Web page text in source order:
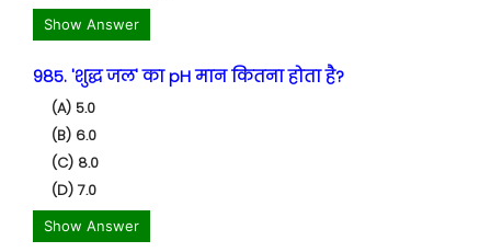
Show Answer
985. 'शुद्ध जल' का pH मान कितना होता है?
(A) 5.0
(B) 6.0
(C) 8.0
(D) 7.0
Show Answer